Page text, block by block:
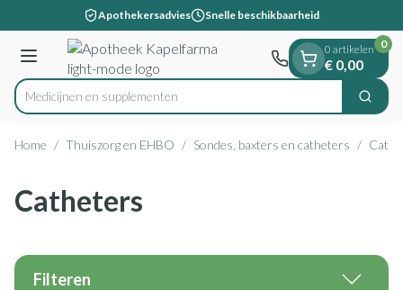
Ga naar de inhoudApothekersadvies Snelle beschikbaarheid
Menu
Product, merk, categorie...
Medicijn Zoek
0 artikelen
€ 0,00
0
Home / Thuiszorg en EHBO / Sondes, baxters en catheters /
Catheters
Filteren